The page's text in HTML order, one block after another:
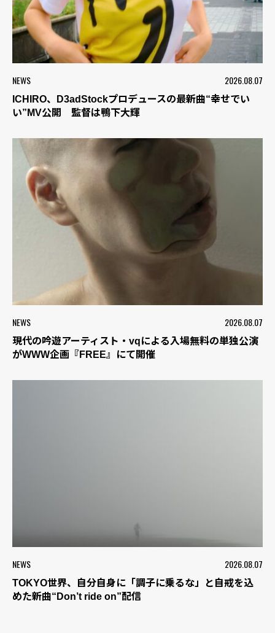
NEWS 2026.08.07
ICHIRO、D3adStockプロデュースの最新曲“幸せでい
い”MV公開 監督は鴨下大輝
NEWS 2026.08.07
現代の吟遊アーティスト・vqによる入場無料の単独公演
がWWW企画『FREE』にて開催
NEWS 2026.08.07
TOKYO世界、自分自身に「調子に乗るな」と自戒を込
めた新曲“Don’t ride on”配信